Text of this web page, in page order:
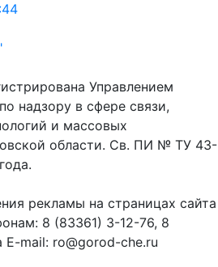
Управлением
надзору в сфере связи,
и массовых
области. Св. ПИ № ТУ 43-
рекламы на страницах сайта
8 (83361) 3-12-76, 8
mail: ro@gorod-che.ru